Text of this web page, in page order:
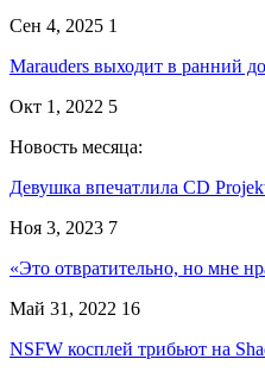
Сен 4, 2025 1
Marauders выходит в ранний
Окт 1, 2022 5
Новость месяца:
Девушка впечатлила CD
Ноя 3, 2023 7
«Это отвратительно, но мне
Май 31, 2022 16
NSFW косплей трибьют на